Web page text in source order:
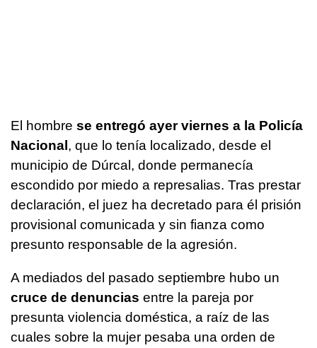
El hombre se entregó ayer viernes a la Policía
Nacional, que lo tenía localizado, desde el
municipio de Dúrcal, donde permanecía
escondido por miedo a represalias. Tras prestar
declaración, el juez ha decretado para él prisión
provisional comunicada y sin fianza como
presunto responsable de la agresión.
A mediados del pasado septiembre hubo un
cruce de denuncias entre la pareja por
presunta violencia doméstica, a raíz de las
cuales sobre la mujer pesaba una orden de